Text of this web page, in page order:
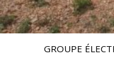
GROUPE